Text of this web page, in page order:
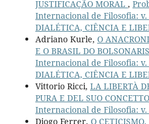
JUSTIFICAÇÃO MORAL ,
Internacional de Filosofia: v.
DIALÉTICA, CIÊNCIA E
Adriano Kurle, O
E O BRASIL DO
Internacional de Filosofia: v.
DIALÉTICA, CIÊNCIA E
Vittorio Ricci, LA LIBERTÀ
PURA E DEL SUO
Internacional de Filosofia: v.
Diogo Ferrer, O